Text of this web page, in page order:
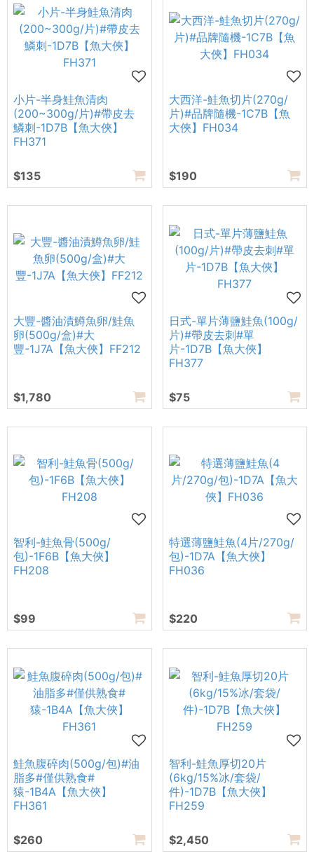
小片-半身鮭魚清肉
(200~300g/片)#帶皮去
鱗刺-1D7B【魚大俠】
FH371
$135
大西洋-鮭魚切片(270g/
片)#品牌隨機-1C7B【魚
大俠】FH034
$190
大豐-醬油漬鱒魚卵/鮭魚
卵(500g/盒)#大
豐-1J7A【魚大俠】FF212
$1,780
日式-單片薄鹽鮭魚(100g/
片)#帶皮去刺#單
片-1D7B【魚大俠】
FH377
$75
智利-鮭魚骨(500g/
包)-1F6B【魚大俠】
FH208
$99
特選薄鹽鮭魚(4片/270g/
包)-1D7A【魚大俠】
FH036
$220
鮭魚腹碎肉(500g/包)#油
脂多#僅供熟食#
猿-1B4A【魚大俠】
FH361
$260
智利-鮭魚厚切20片
(6kg/15%冰/套袋/
件)-1D7B【魚大俠】
FH259
$2,450